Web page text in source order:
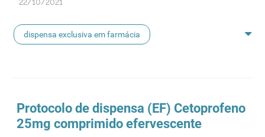
22/10/2021
dispensa exclusiva em farmácia
Protocolo de dispensa (EF) Cetoprofeno
25mg comprimido efervescente